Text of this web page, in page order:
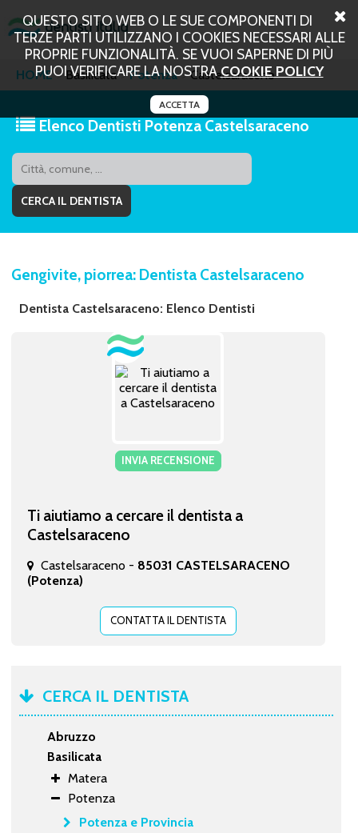
QUESTO SITO WEB O LE SUE COMPONENTI DI
TERZE PARTI UTILIZZANO I COOKIES NECESSARI ALLE
PROPRIE FUNZIONALITÀ. SE VUOI SAPERNE DI PIÙ
PUOI VERIFICARE LA NOSTRACOOKIE POLICY
ACCETTA
HOME Basilicata Potenza Castelsaraceno
Elenco Dentisti Potenza Castelsaraceno
Gengivite, piorrea: Dentista Castelsaraceno
Dentista Castelsaraceno: Elenco Dentisti
INVIA RECENSIONE
Ti aiutiamo a cercare il dentista a
Castelsaraceno
Castelsaraceno - 85031 CASTELSARACENO
(Potenza)
CONTATTA IL DENTISTA
CERCA IL DENTISTA
Abruzzo
Basilicata
Matera
Potenza
Potenza e Provincia